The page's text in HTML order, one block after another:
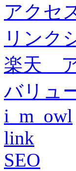
アクセ
リンク
楽天
バリュ
i_m_owl
link
SEO